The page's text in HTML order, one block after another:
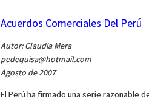
Acuerdos Comerciales Del Perú
Autor: Claudia Mera
pedequisa@hotmail.com
Agosto de 2007
El Perú ha firmado una serie razonable